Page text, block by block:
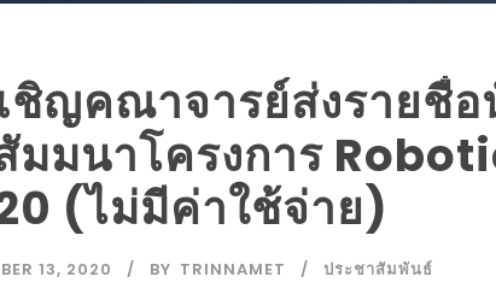
ชิญคณาจารย์ส่งรายชื่อ
มมนาโครงการ
(ไม่มีค่าใช้จ่าย)
13, 2020 BY TRINNAMET ประชาสัมพันธ์